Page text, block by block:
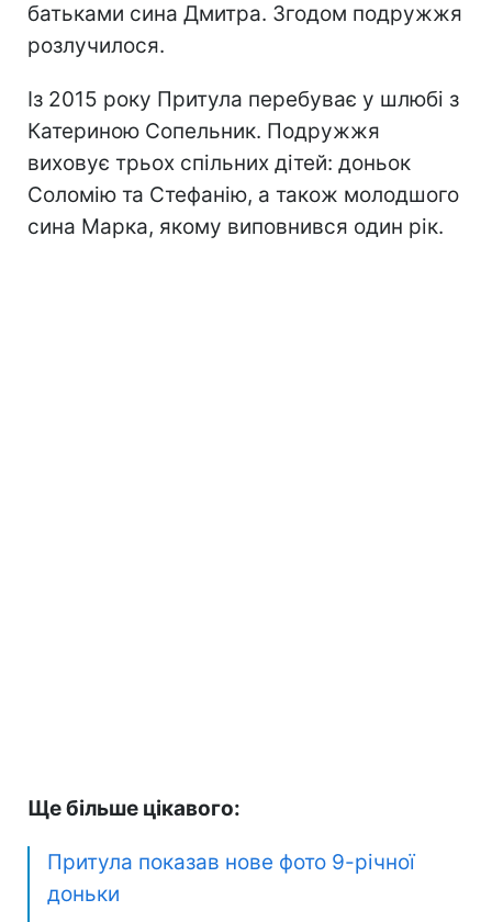
батьками сина Дмитра. Згодом подружжя
розлучилося.
Із 2015 року Притула перебуває у шлюбі з
Катериною Сопельник. Подружжя
виховує трьох спільних дітей: доньок
Соломію та Стефанію, а також молодшого
сина Марка, якому виповнився один рік.
Ще більше цікавого:
Притула показав нове фото 9-річної
доньки